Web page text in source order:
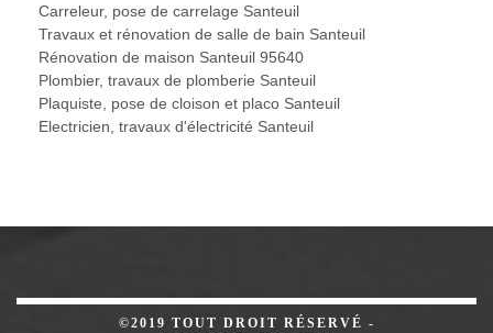
Carreleur, pose de carrelage Santeuil
Travaux et rénovation de salle de bain Santeuil
Rénovation de maison Santeuil 95640
Plombier, travaux de plomberie Santeuil
Plaquiste, pose de cloison et placo Santeuil
Electricien, travaux d'électricité Santeuil
©2019 TOUT DROIT RÉSERVÉ -